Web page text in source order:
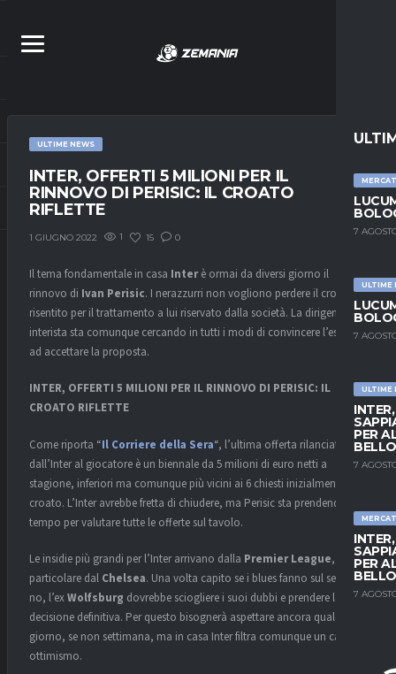
7
ULTIME
7
ULTIME
PER
7
PER
7
ULTIME NEWS
INTER, OFFERTI 5 MILIONI PER IL
RINNOVO DI PERISIC: IL CROATO
RIFLETTE
1 GIUGNO 2022 1 15 0
Il tema fondamentale in casa Interè ormai da diversi giorno il
rinnovo di Ivan Perisic. I nerazzurri non vogliono perdere il croato,
risentito per il trattamento a lui riservato dalla società. La dirigenza
interista sta comunque cercando in tutti i modi di convincere l’esterno
ad accettare la proposta.
INTER, OFFERTI 5 MILIONI PER IL RINNOVO DI PERISIC: IL
CROATO RIFLETTE
Come riporta “Il Corriere della Sera“, l’ultima offerta rilanciata
dall’Inter al giocatore è un biennale da 5 milioni di euro netti a
stagione, inferiori ma comunque più vicini ai 6 chiesti inizialmente dal
croato. L’Inter avrebbe fretta di chiudere, ma Perisic sta prendendo
tempo per valutare tutte le offerte sul tavolo.
Le insidie più grandi per l’Inter arrivano dalla Premier League, ed in
particolare dal Chelsea. Una volta capito se i blues fanno sul serio o
no, l’exWolfsburg dovrebbe sciogliere i suoi dubbi e prendere la
decisione definitiva. Per questo bisognerà aspettare ancora qualche
giorno, se non settimana, ma in casa Inter filtra comunque un cauto
ottimismo.